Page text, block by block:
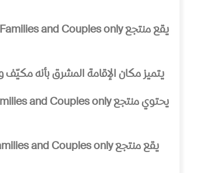
يتميز مكان الإقامة المشرق بأنه